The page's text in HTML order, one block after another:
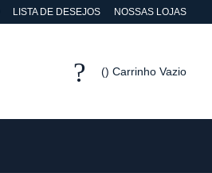
LISTA DE DESEJOS NOSSAS LOJAS
Carrinho Vazio